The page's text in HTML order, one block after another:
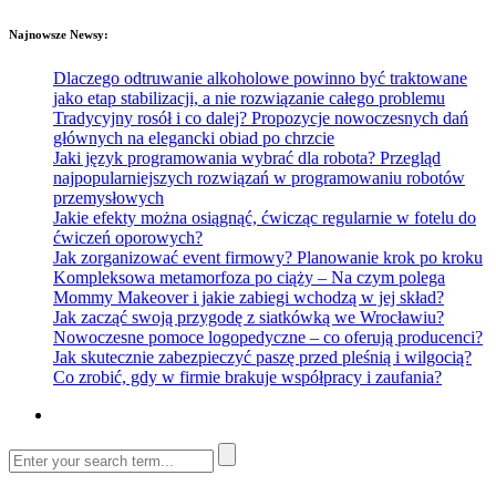
Najnowsze Newsy:
Dlaczego odtruwanie alkoholowe powinno być traktowane
jako etap stabilizacji, a nie rozwiązanie całego problemu
Tradycyjny rosół i co dalej? Propozycje nowoczesnych dań
głównych na elegancki obiad po chrzcie
Jaki język programowania wybrać dla robota? Przegląd
najpopularniejszych rozwiązań w programowaniu robotów
przemysłowych
Jakie efekty można osiągnąć, ćwicząc regularnie w fotelu do
ćwiczeń oporowych?
Jak zorganizować event firmowy? Planowanie krok po kroku
Kompleksowa metamorfoza po ciąży – Na czym polega
Mommy Makeover i jakie zabiegi wchodzą w jej skład?
Jak zacząć swoją przygodę z siatkówką we Wrocławiu?
Nowoczesne pomoce logopedyczne – co oferują producenci?
Jak skutecznie zabezpieczyć paszę przed pleśnią i wilgocią?
Co zrobić, gdy w firmie brakuje współpracy i zaufania?